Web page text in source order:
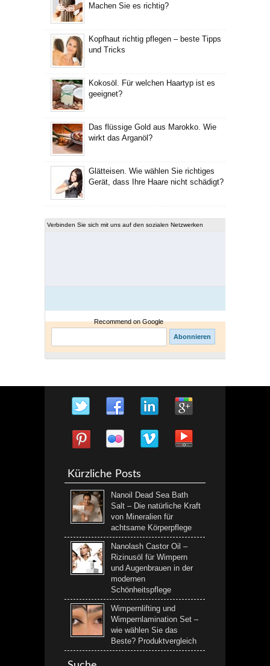
Machen Sie es richtig?
Kopfhaut richtig pflegen – beste Tipps
und Tricks
Kokosöl. Für welchen Haartyp ist es
geeignet?
Das flüssige Gold aus Marokko. Wie
wirkt das Arganöl?
Glätteisen. Wie wählen Sie richtiges
Gerät, dass Ihre Haare nicht schädigt?
Verbinden Sie sich mit uns auf den sozialen Netzwerken
Recommend on Google
Kürzliche Posts
Nanoil Dead Sea Bath
Salt – Die natürliche Kraft
von Mineralien für
achtsame Körperpflege
Nanolash Castor Oil –
Rizinusöl für Wimpern
und Augenbrauen in der
modernen
Schönheitspflege
Wimpernlifting und
Wimpernlamination Set –
wie wählen Sie das
Beste? Produktvergleich